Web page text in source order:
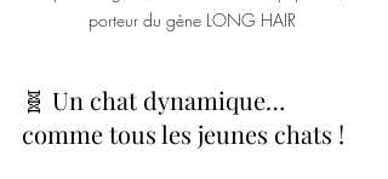
porteur du gène LONG HAIR
🧬 Un chat dynamique…
comme tous les jeunes chats !